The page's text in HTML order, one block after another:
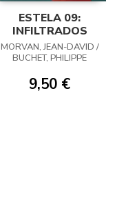
ESTELA 09:
INFILTRADOS
MORVAN, JEAN-DAVID /
BUCHET, PHILIPPE
9,50 €